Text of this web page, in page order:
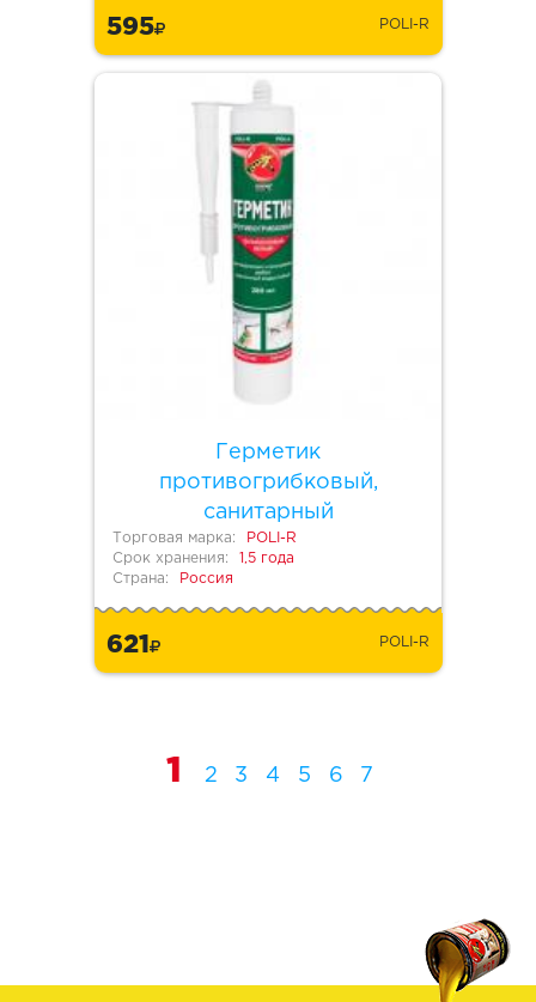
595 POLI-R
Герметик
противогрибковый,
санитарный
Торговая марка:
POLI-R
Срок хранения:
1,5 года
Страна:
Россия
621 POLI-R
1 2 3 4 5 6 7